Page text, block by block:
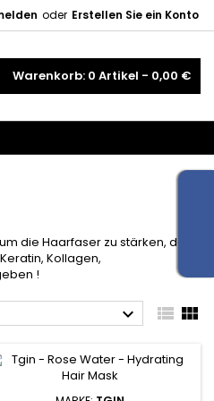
oder Erstellen Sie ein Konto
Warenkorb 0 Artikel - 0,00 €
die Haarfaser zu stärken, das
Kollagen,
!
  